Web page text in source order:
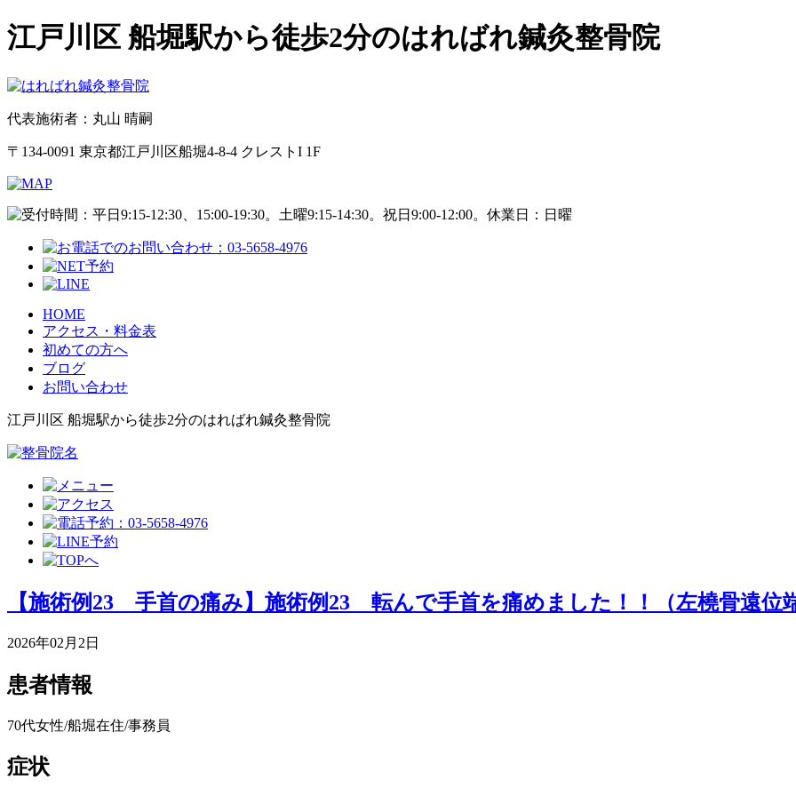
江戸川区 船堀駅から徒歩2分のはればれ鍼灸整骨院
代表施術者：丸山 晴嗣
〒134-0091 東京都江戸川区船堀4-8-4 クレストI 1F
HOME
アクセス・料金表
初めての方へ
ブログ
お問い合わせ
江戸川区 船堀駅から徒歩2分のはればれ鍼灸整骨院
【施術例23 手首の痛み】施術例23 転んで手首を痛めました！！（左橈骨遠位
2026年02月2日
患者情報
70代女性/船堀在住/事務員
症状